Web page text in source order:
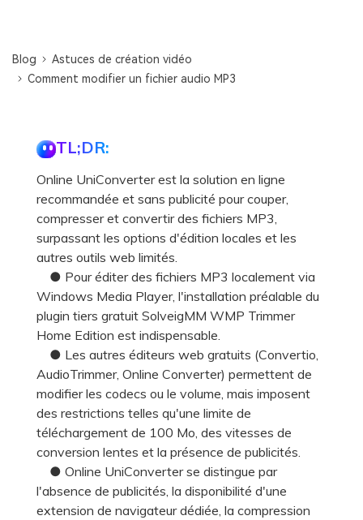
Blog
Astuces de création vidéo
Comment modifier un fichier audio MP3
TL;DR:
Online UniConverter est la solution en ligne
recommandée et sans publicité pour couper,
compresser et convertir des fichiers MP3,
surpassant les options d'édition locales et les
autres outils web limités.
● Pour éditer des fichiers MP3 localement via
Windows Media Player, l'installation préalable du
plugin tiers gratuit SolveigMM WMP Trimmer
Home Edition est indispensable.
● Les autres éditeurs web gratuits (Convertio,
AudioTrimmer, Online Converter) permettent de
modifier les codecs ou le volume, mais imposent
des restrictions telles qu'une limite de
téléchargement de 100 Mo, des vitesses de
conversion lentes et la présence de publicités.
● Online UniConverter se distingue par
l'absence de publicités, la disponibilité d'une
extension de navigateur dédiée, la compression